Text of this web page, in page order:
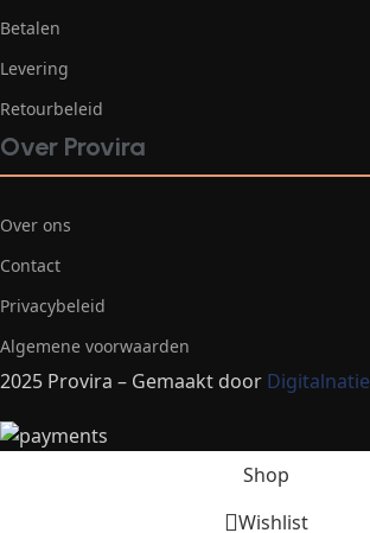
Betalen
Levering
Retourbeleid
Over Provira
Over ons
Contact
Privacybeleid
Algemene voorwaarden
2025 Provira – Gemaakt door Digitalnatie
Shop
Wishlist